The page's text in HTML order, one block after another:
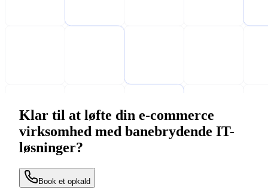
Klar til at løfte din e-commerce
virksomhed med banebrydende IT-
løsninger?
Book et opkald